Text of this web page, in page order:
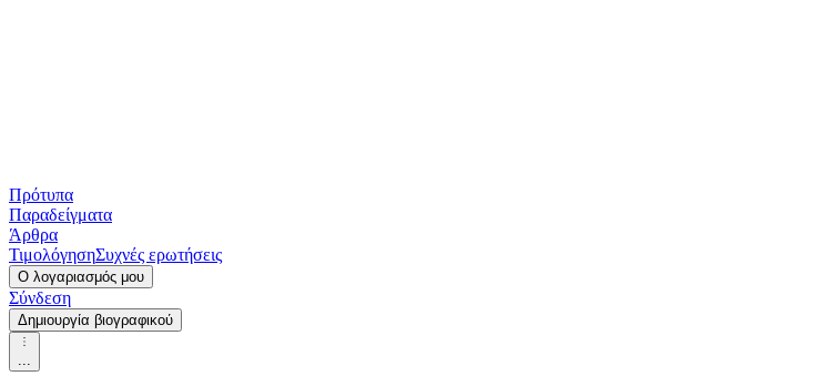
Πρότυπα
Παραδείγματα
Άρθρα
ΤιμολόγησηΣυχνές ερωτήσεις
Ο λογαριασμός μου
Σύνδεση
Δημιουργία βιογραφικού
...